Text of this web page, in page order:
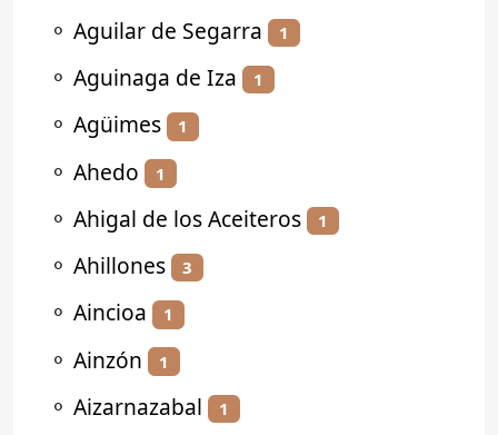
⚬ Aguilar de Segarra 1
⚬ Aguinaga de Iza 1
⚬ Agüimes 1
⚬ Ahedo 1
⚬ Ahigal de los Aceiteros 1
⚬ Ahillones 3
⚬ Aincioa 1
⚬ Ainzón 1
⚬ Aizarnazabal 1